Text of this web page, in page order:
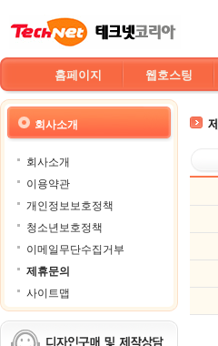
홈페이지 웹호스팅
회사소개
회사소개
이용약관
개인정보보호정책
청소년보호정책
이메일무단수집거부
제휴문의
사이트맵